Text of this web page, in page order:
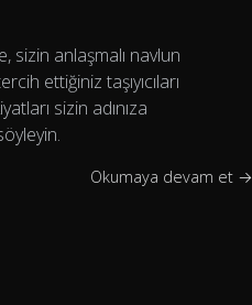
sizin anlaşmalı navlun
ettiğiniz taşıyıcıları
sizin adınıza
Okumaya devam et →